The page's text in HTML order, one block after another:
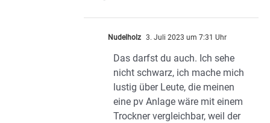
Nudelholz 3. Juli 2023 um 7:31 Uhr
Das darfst du auch. Ich sehe
nicht schwarz, ich mache mich
lustig über Leute, die meinen
eine pv Anlage wäre mit einem
Trockner vergleichbar, weil der